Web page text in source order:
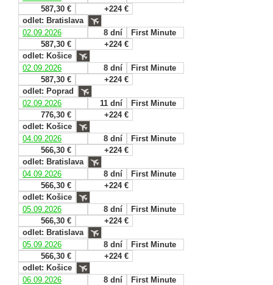
587,30 €
+224 €
odlet: Bratislava
02.09.2026
8 dní
First Minute
587,30 €
+224 €
odlet: Košice
02.09.2026
8 dní
First Minute
587,30 €
+224 €
odlet: Poprad
02.09.2026
11 dní
First Minute
776,30 €
+224 €
odlet: Košice
04.09.2026
8 dní
First Minute
566,30 €
+224 €
odlet: Bratislava
04.09.2026
8 dní
First Minute
566,30 €
+224 €
odlet: Košice
05.09.2026
8 dní
First Minute
566,30 €
+224 €
odlet: Bratislava
05.09.2026
8 dní
First Minute
566,30 €
+224 €
odlet: Košice
06.09.2026
8 dní
First Minute